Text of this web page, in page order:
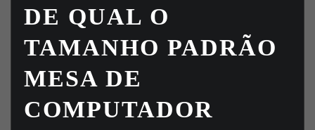
DE QUAL O
TAMANHO PADRÃO
MESA DE
COMPUTADOR